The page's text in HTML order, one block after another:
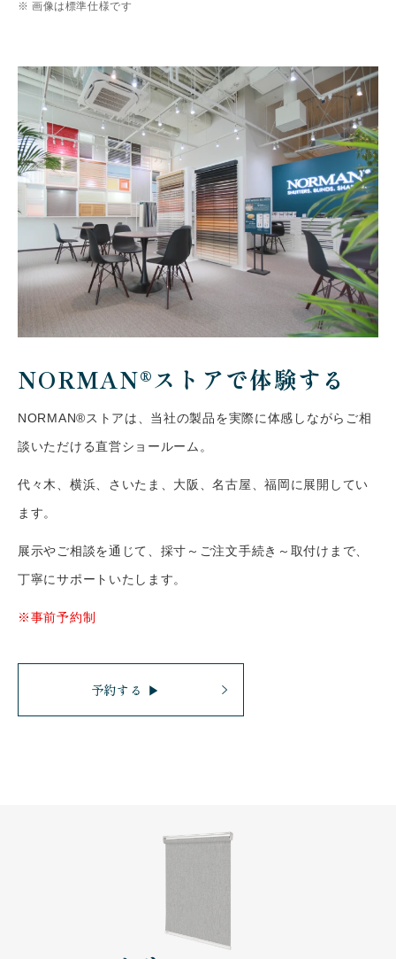
画像は標準仕様です
NORMAN®ストアで体験する
NORMAN®ストアは、当社の製品を実際に体感しながらご相
談いただける直営ショールーム。
代々木、横浜、さいたま、大阪、名古屋、福岡に展開してい
ます。
展示やご相談を通じて、採寸～ご注文手続き～取付けまで、
丁寧にサポートいたします。
※事前予約制
予約する ▶